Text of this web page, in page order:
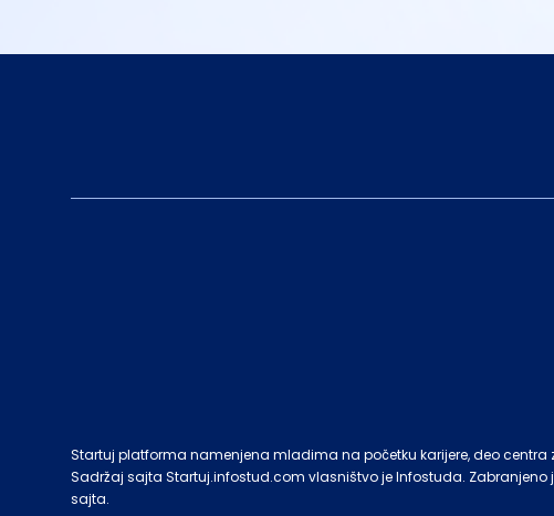
Startuj platforma namenjena mladima na početku karijere, deo
Sadržaj sajta Startuj.infostud.com vlasništvo je Infostuda. Zabranjeno
sajta.